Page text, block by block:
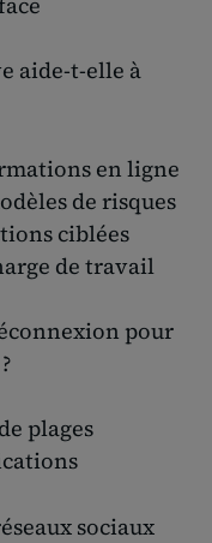
aide-t-elle à
en ligne
de risques
ciblées
de travail
pour
plages
sociaux